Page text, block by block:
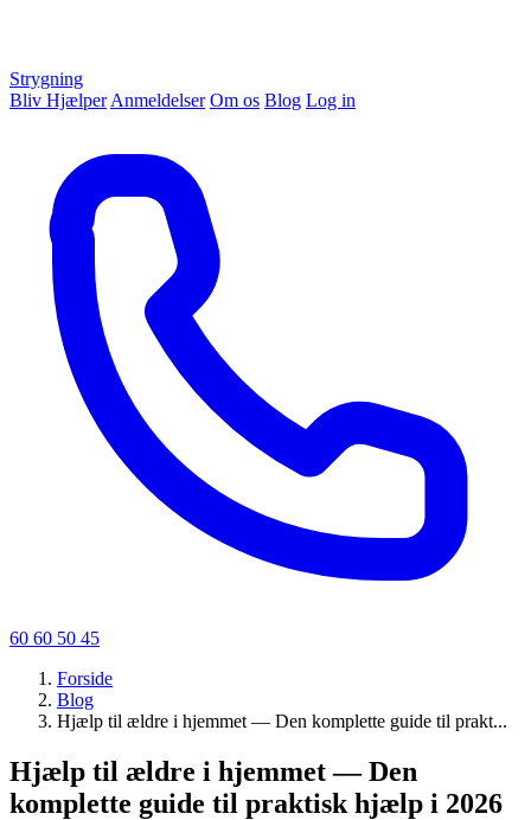
Strygning
Bliv Hjælper Anmeldelser Om os Blog Log in
60 60 50 45
Forside
Blog
Hjælp til ældre i hjemmet — Den komplette guide til prakt...
Hjælp til ældre i hjemmet — Den
komplette guide til praktisk hjælp i 2026